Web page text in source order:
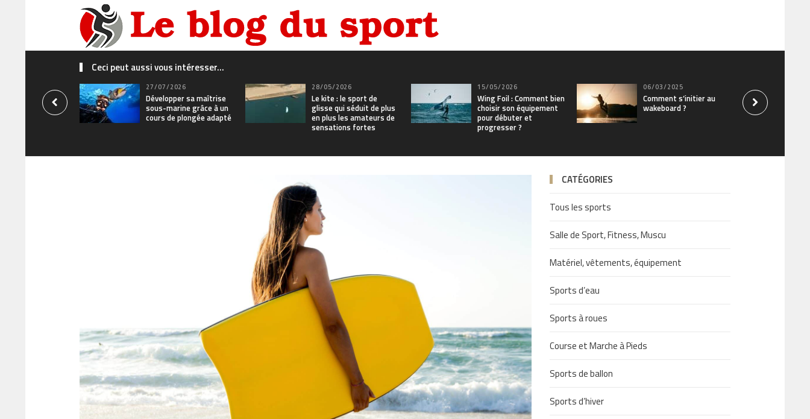
Ceci peut aussi vous intéresser...
27/07/2026
Développer sa maîtrise
sous-marine grâce à un
cours de plongée adapté
28/05/2026
Le kite : le sport de
glisse qui séduit de plus
en plus les amateurs de
sensations fortes
15/05/2026
Wing Foil : Comment bien
choisir son équipement
pour débuter et
progresser ?
06/03/2025
Comment s’initier au
wakeboard ?
CATÉGORIES
Tous les sports
Salle de Sport, Fitness, Muscu
Matériel, vêtements, équipement
Sports d’eau
Sports à roues
Course et Marche à Pieds
Sports de ballon
Sports d’hiver